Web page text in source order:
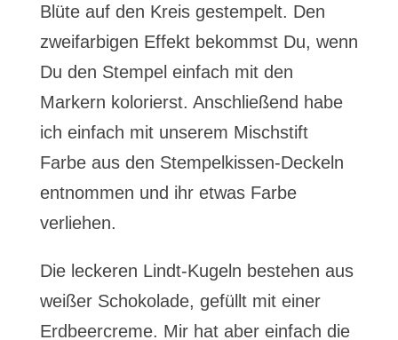
Blüte auf den Kreis gestempelt. Den
zweifarbigen Effekt bekommst Du, wenn
Du den Stempel einfach mit den
Markern kolorierst. Anschließend habe
ich einfach mit unserem Mischstift
Farbe aus den Stempelkissen-Deckeln
entnommen und ihr etwas Farbe
verliehen.
Die leckeren Lindt-Kugeln bestehen aus
weißer Schokolade, gefüllt mit einer
Erdbeercreme. Mir hat aber einfach die